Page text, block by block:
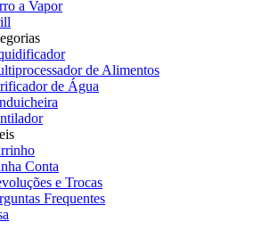
a Vapor
de Alimentos
de Água
Conta
e Trocas
Frequentes